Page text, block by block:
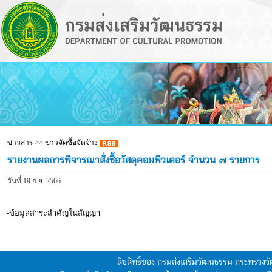
ข่าวสาร>> ข่าวจัดซื้อจัดจ้าง
รายงานผลการพิจารณาสั่งซื้อวัสดุคอมพิวเตอร์ จำนวน ๗ รายการ
วันที่ 19 ก.ย. 2566
-ข้อมูลสาระสำคัญในสัญญา
ลิขสิทธิ์ของ กรมส่งเสริมวัฒนธรรม กระทรว